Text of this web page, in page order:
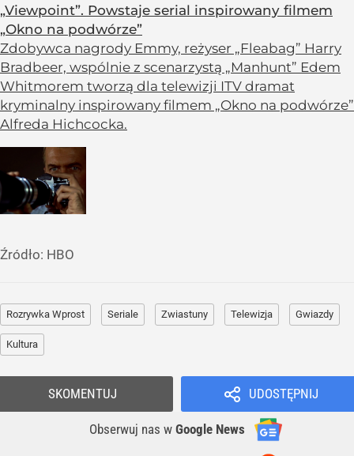
„Viewpoint”. Powstaje serial inspirowany filmem
„Okno na podwórze”
Zdobywca nagrody Emmy, reżyser „Fleabag” Harry
Bradbeer, wspólnie z scenarzystą „Manhunt” Edem
Whitmorem tworzą dla telewizji ITV dramat
kryminalny inspirowany filmem „Okno na podwórze”
Alfreda Hichcocka.
Źródło: HBO
Rozrywka Wprost Seriale Zwiastuny Telewizja Gwiazdy
Kultura
UDOSTĘPNIJ
Obserwuj nas w Google News
SKOMENTUJ